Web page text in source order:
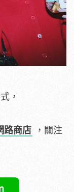
，
路商店 ，關注